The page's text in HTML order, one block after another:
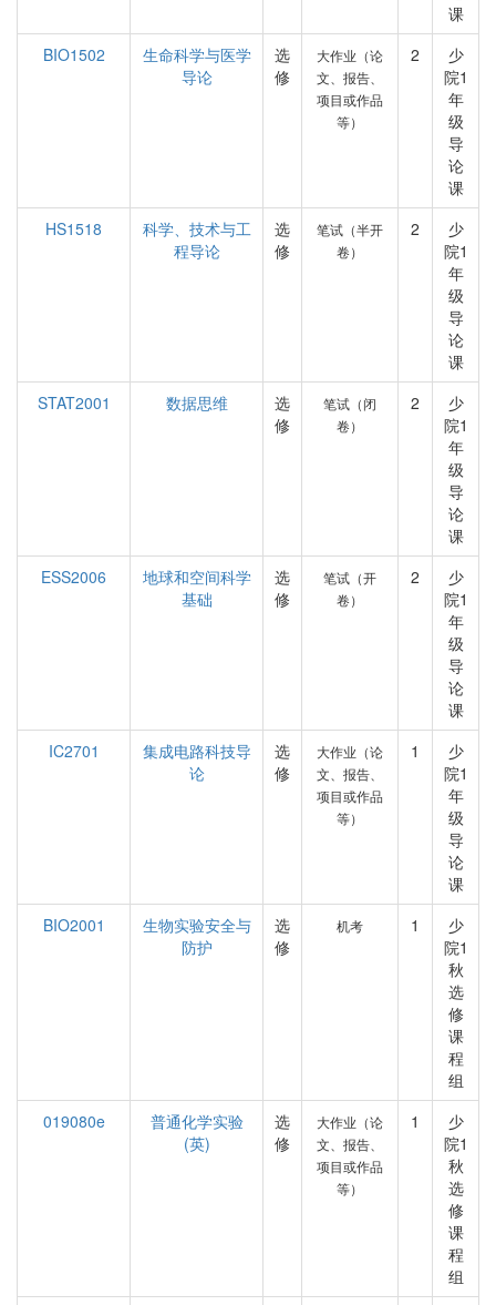
课
BIO1502
生命科学与医学
导论
选
修
大作业（论
文、报告、
项目或作品
等）
2
少
院1
年
级
导
论
课
HS1518
科学、技术与工
程导论
选
修
笔试（半开
卷）
2
少
院1
年
级
导
论
课
STAT2001
数据思维
选
修
笔试（闭
卷）
2
少
院1
年
级
导
论
课
ESS2006
地球和空间科学
基础
选
修
笔试（开
卷）
2
少
院1
年
级
导
论
课
IC2701
集成电路科技导
论
选
修
大作业（论
文、报告、
项目或作品
等）
1
少
院1
年
级
导
论
课
BIO2001
生物实验安全与
防护
选
修
机考 1
少
院1
秋
选
修
课
程
组
019080e
普通化学实验
(英)
选
修
大作业（论
文、报告、
项目或作品
等）
1
少
院1
秋
选
修
课
程
组